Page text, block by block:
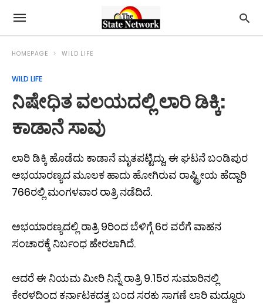
HOMEPAGE WILD LIFE
WILD LIFE
ನಿಷೇಧಿತ ವಲಯದಲ್ಲಿ ಲಾರಿ ಡಿಕ್ಕಿ:
ಕಾಡಾನೆ ಸಾವು
ಲಾರಿ ಡಿಕ್ಕಿ ಹೊಡೆದು ಕಾಡಾನೆ ಮೃತಪಟ್ಟಿದ್ದು, ಈ ಘಟನೆ ಬಂಡಿಪುರ
ಅಭಯಾರಣ್ಯದ ಮೂಲಕ ಹಾದು ಹೋಗಿರುವ ರಾಷ್ಟ್ರೀಯ ಹೆದ್ದಾರಿ
766ರಲ್ಲಿ ಮಂಗಳವಾರ ರಾತ್ರಿ ನಡೆದಿದೆ.
ಅಭಯಾರಣ್ಯದಲ್ಲಿ ರಾತ್ರಿ 9ರಿಂದ ಬೆಳಿಗ್ಗೆ 6ರ ವರೆಗೆ ವಾಹನ
ಸಂಚಾರಕ್ಕೆ ನಿರ್ಬಂಧ ಹೇರಲಾಗಿದೆ.
ಆದರೆ ಈ ನಿಯಮ ಮೀರಿ ನಿನ್ನೆ ರಾತ್ರಿ 9.15ರ ಸುಮಾರಿನಲ್ಲಿ
ಕೇರಳದಿಂದ ಕರ್ನಾಟಕದತ್ತ ಬಂದ ಸರಕು ಸಾಗಣೆ ಲಾರಿ ಮದ್ದೂರು